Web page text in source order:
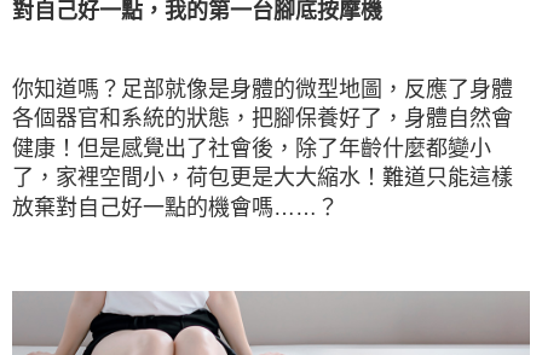
對自己好一點，我的第一台腳底按摩機
你知道嗎？足部就像是身體的微型地圖，反應了身體
各個器官和系統的狀態，把腳保養好了，身體自然會
健康！但是感覺出了社會後，除了年齡什麼都變小
了，家裡空間小，荷包更是大大縮水！難道只能這樣
放棄對自己好一點的機會嗎……？